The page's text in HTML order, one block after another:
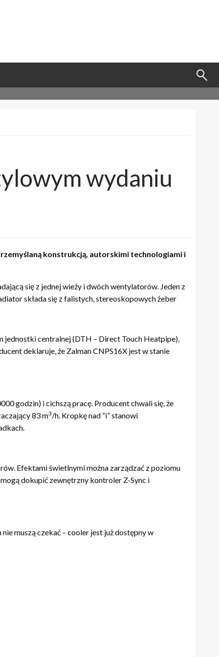
wydaniu
konstrukcją, autorskimi technologiami i
się z jednej wieży i dwóch wentylatorów. Jeden z
składa się z falistych, stereoskopowych żeber
jednostki centralnej (DTH – Direct Touch Heatpipe),
deklaruje, że Zalman CNPS16X jest w stanie
godzin) i cichszą pracę. Producent chwali się, że
83 m3/h. Kropkę nad “i” stanowi
Efektami świetlnymi można zarządzać z poziomu
dokupić zewnętrzny kontroler Z-Sync i
muszą czekać – cooler jest już dostępny w